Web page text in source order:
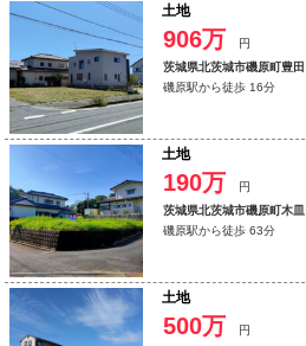
土地
906万
円
茨城県北茨城市磯原町豊田
磯原駅から徒歩 16分
土地
190万
円
茨城県北茨城市磯原町木皿
磯原駅から徒歩 63分
土地
500万
円